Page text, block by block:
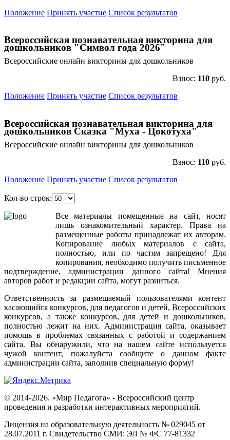
Положение Принять участие Список результатов
Всероссийская познавательная викторина для
дошкольников "Символ года 2026"
Всероссийские онлайн викторины для дошкольников
Взнос: 110 руб.
Положение Принять участие Список результатов
Всероссийская познавательная викторина для
дошкольников Сказка "Муха - Цокотуха"
Всероссийские онлайн викторины для дошкольников
Взнос: 110 руб.
Положение Принять участие Список результатов
Кол-во строк:
Все материалы помещенные на сайт,носят
лишь
ознакомительный характер. Права
на
размещенные работы принадлежат их авторам.
Копирование
любых материалов с сайта,
полностью, или по частям запрещено! Для
копирования, необходимо получить письменное
подтверждение,администрации данного сайта! Мнения
авторов работ и редакции сайта, могут разниться.
Ответственность
за размещаемый пользователями
контент
касающийся конкурсов, для педагогов и детей, Всероссийских
конкурсов, а также конкурсов, для детей и дошкольников,
полностью лежит на них. Администрация сайта, оказывает
помощь в проблемах связанных с работой и содержанием
сайта. Вы обнаружили, что на нашем сайте используется
чужой
контент, пожалуйста сообщите о данном
факте
администрации сайта, заполнив специальную форму!
© 2014-2026. «Мир Педагога» - Всероссийский центр
проведения и разработки интерактивных мероприятий.
Лицензия на образовательную деятельность № 029045 от
28.07.2011 г. Свидетельство СМИ: ЭЛ № ФС 77-81332